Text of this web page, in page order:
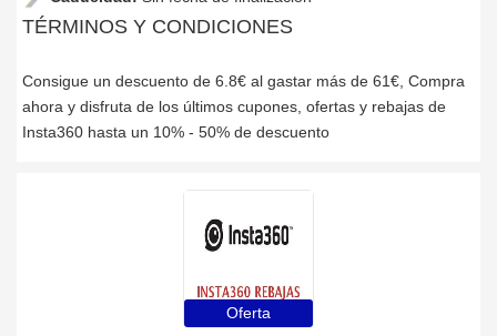
TÉRMINOS Y CONDICIONES
Consigue un descuento de 6.8€ al gastar más de 61€, Compra
ahora y disfruta de los últimos cupones, ofertas y rebajas de
Insta360 hasta un 10% - 50% de descuento
Oferta